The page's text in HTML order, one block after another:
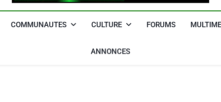
DAFINA
COMMUNAUTES CULTURE FORUMS
ANNONCES